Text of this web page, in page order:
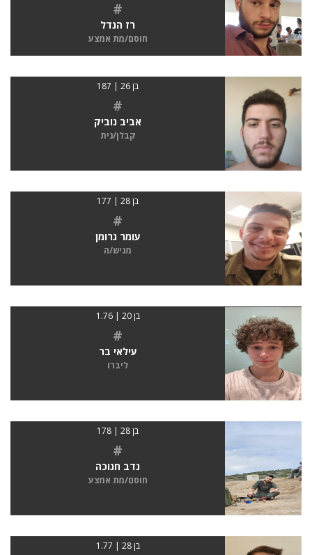
#
רז הנדל
חוסם/מת אמצע
בן 26 | 187
#
אביב נוביק
קבלן/נית
בן 28 | 177
#
עומר גרומן
מגיש/ה
בן 20 | 1.76
#
עילאי בר
ליברו
בן 28 | 178
#
נדב חנוכה
חוסם/מת אמצע
בן 28 | 1.77